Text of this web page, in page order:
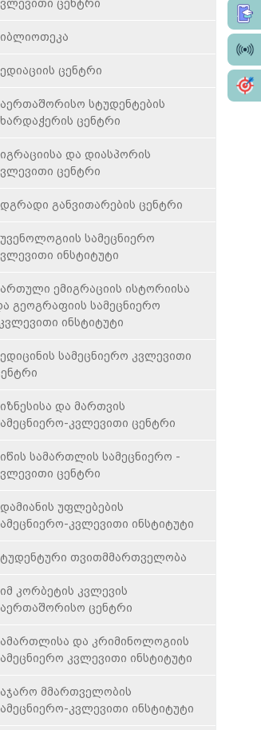
სტაჟირება
მმართველობისა და
ბათუმში
ცენტრი
ცენტრი
სტუდენტების
ცენტრი
და დიასპორის
ცენტრი
განვითარების ცენტრი
სამეცნიერო
ინსტიტუტი
ემიგრაციის ისტორიისა
გეოგრაფიის სამეცნიერო
ინსტიტუტი
სამეცნიერო კვლევითი
და მართვის
კვლევითი ცენტრი
სამართლის სამეცნიერო -
ცენტრი
უფლებების
კვლევითი ინსტიტუტი
თვითმმართველობა
კორბეტის კვლევის
ცენტრი
და კრიმინოლოგიის
კვლევითი ინსტიტუტი
მმართველობის
კვლევითი ინსტიტუტი